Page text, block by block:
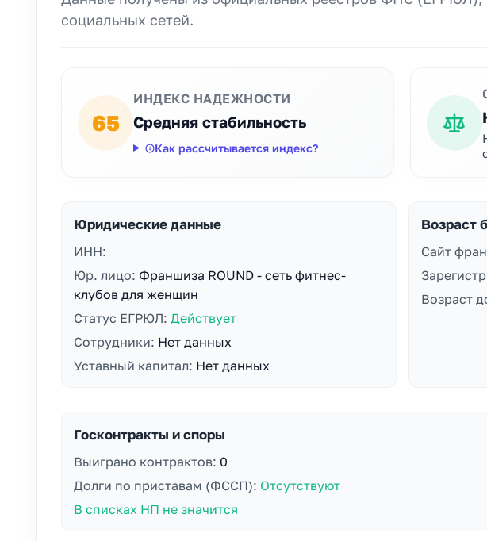
социальных сетей.
65
ИНДЕКС НАДЕЖНОСТИ
Средняя стабильность
Как рассчитывается индекс?
Юридические данные
ИНН:
Юр. лицо: Франшиза ROUND - сеть фитнес-
клубов для женщин
Статус ЕГРЮЛ: Действует
Сотрудники: Нет данных
Уставный капитал: Нет данных
Возраст
Сайт
Возраст
Госконтракты и споры
Выиграно контрактов: 0
Долги по приставам (ФССП): Отсутствуют
В списках НП не значится